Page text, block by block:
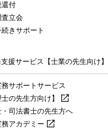
還付
立会
きサポート
援サービス【士業の先生向け】
サポートサービス
の先生方向け】
・司法書士の先生方へ
アカデミー